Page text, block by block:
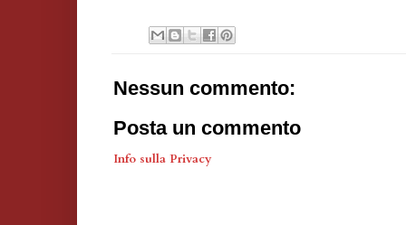
Nessun commento:
Posta un commento
Info sulla Privacy